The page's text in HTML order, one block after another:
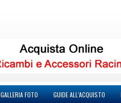
GALLERIA FOTO GUIDE ALL’ACQUISTO